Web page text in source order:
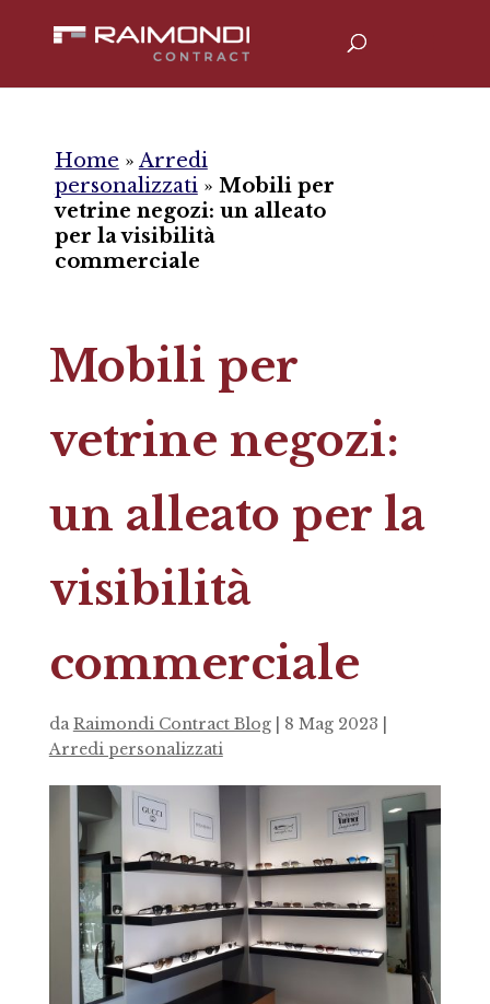
Home » Arredi
personalizzati» Mobili per
vetrine negozi: un alleato
per la visibilità
commerciale
Mobili per
vetrine negozi:
un alleato per la
visibilità
commerciale
daRaimondi Contract Blog| 8 Mag 2023
Arredi personalizzati